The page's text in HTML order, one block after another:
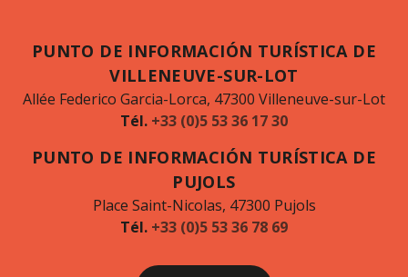
PUNTO DE INFORMACIÓN TURÍSTICA DE
VILLENEUVE-SUR-LOT
Allée Federico Garcia-Lorca, 47300 Villeneuve-sur-Lot
Tél. +33 (0)5 53 36 17 30
PUNTO DE INFORMACIÓN TURÍSTICA DE
PUJOLS
Place Saint-Nicolas, 47300 Pujols
Tél. +33 (0)5 53 36 78 69